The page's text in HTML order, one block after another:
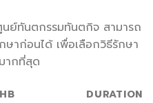
นย์ทันตกรรมทันตกิจ สามารถ
าก่อนได้ เพื่อเลือกวิธีรักษา
ากที่สุด
DURATION